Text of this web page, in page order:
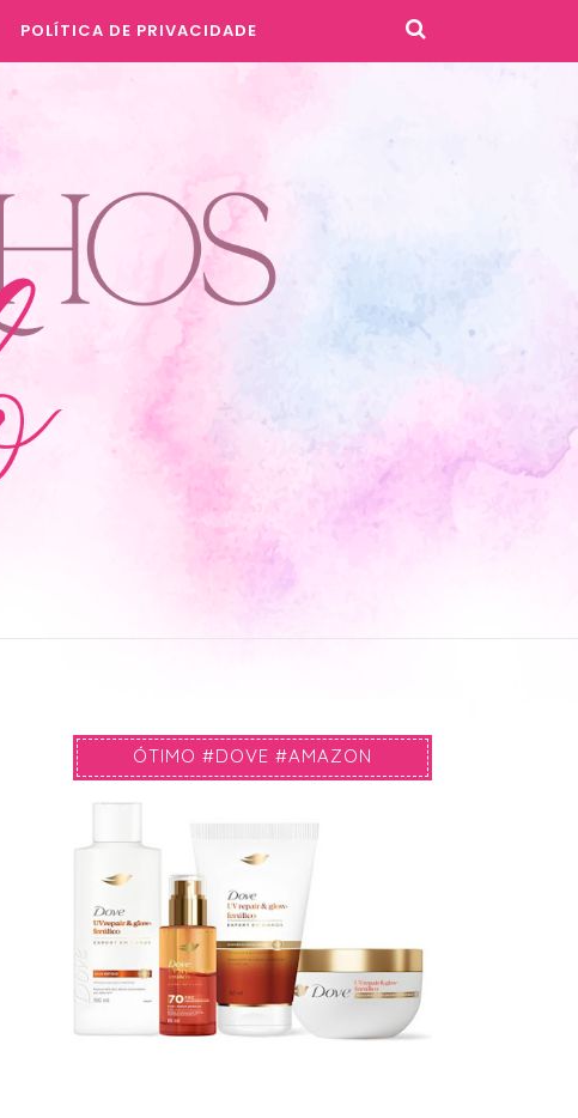
POLÍTICA DE PRIVACIDADE
ÓTIMO #DOVE #AMAZON